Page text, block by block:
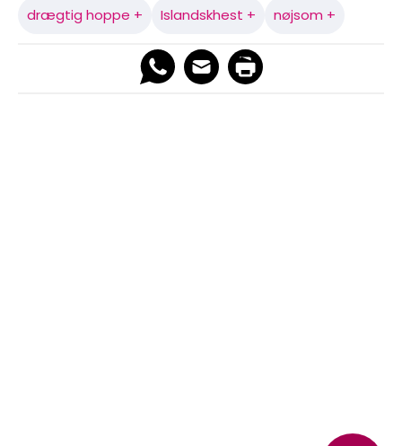
drægtig hoppe + Islandskhest + nøjsom +